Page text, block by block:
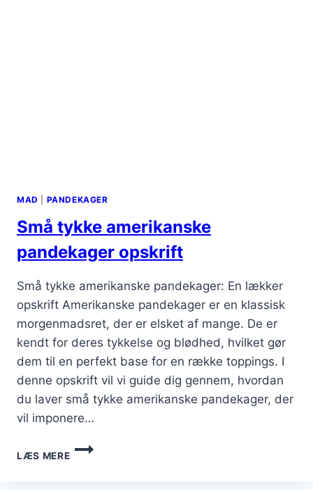
MAD PANDEKAGER
Små tykke amerikanske
pandekager opskrift
Små tykke amerikanske pandekager: En lækker
opskrift Amerikanske pandekager er en klassisk
morgenmadsret, der er elsket af mange. De er
kendt for deres tykkelse og blødhed, hvilket gør
dem til en perfekt base for en række toppings. I
denne opskrift vil vi guide dig gennem, hvordan
du laver små tykke amerikanske pandekager, der
vil imponere…
LÆS MERE
SMÅ
TYKKE